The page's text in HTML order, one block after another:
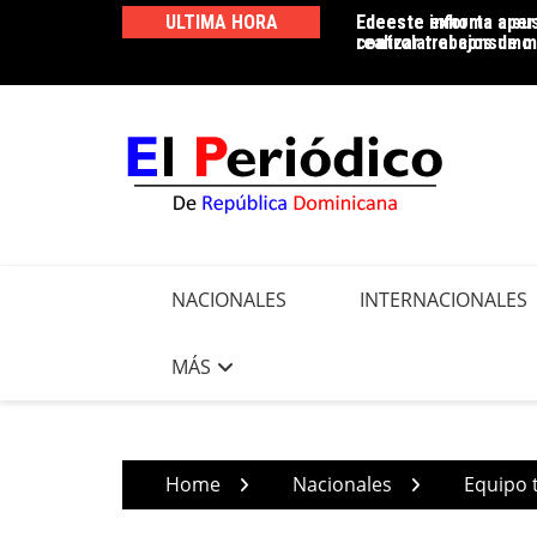
ULTIMA HORA
Edeeste informa
realizar trabajos de
Edeeste exhorta a
controlar el
NACIONALES INTERNACIONALES
MÁS
Home Nacionales Equipo